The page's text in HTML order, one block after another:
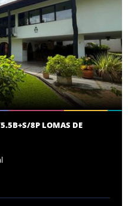
8P LOMAS DE